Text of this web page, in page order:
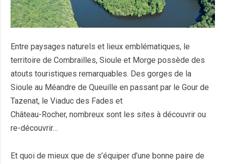
Entre paysages naturels et lieux emblématiques, le
territoire de Combrailles, Sioule et Morge possède des
atouts touristiques remarquables. Des gorges de la
Sioule au Méandre de Queuille en passant par le Gour de
Tazenat, le Viaduc des Fades et
Château-Rocher, nombreux sont les sites à découvrir ou
re-découvrir…
Et quoi de mieux que de s’équiper d’une bonne paire de